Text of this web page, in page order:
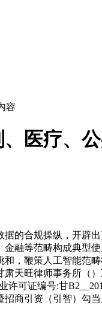
容
医疗、
合规操纵，开辟出
融等范畴构成典型
，鞭策人工智能范
天旺律师事务所（
许可证编号:甘
商引资（引智）勾